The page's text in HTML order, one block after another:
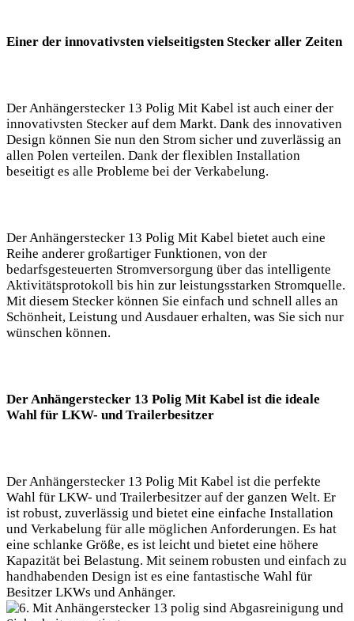
Einer der innovativsten vielseitigsten Stecker aller Zeiten
Der Anhängerstecker 13 Polig Mit Kabel ist auch einer der
innovativsten Stecker auf dem Markt. Dank des innovativen
Design können Sie nun den Strom sicher und zuverlässig an
allen Polen verteilen. Dank der flexiblen Installation
beseitigt es alle Probleme bei der Verkabelung.
Der Anhängerstecker 13 Polig Mit Kabel bietet auch eine
Reihe anderer großartiger Funktionen, von der
bedarfsgesteuerten Stromversorgung über das intelligente
Aktivitätsprotokoll bis hin zur leistungsstarken Stromquelle.
Mit diesem Stecker können Sie einfach und schnell alles an
Schönheit, Leistung und Ausdauer erhalten, was Sie sich nur
wünschen können.
Der Anhängerstecker 13 Polig Mit Kabel ist die ideale
Wahl für LKW- und Trailerbesitzer
Der Anhängerstecker 13 Polig Mit Kabel ist die perfekte
Wahl für LKW- und Trailerbesitzer auf der ganzen Welt. Er
ist robust, zuverlässig und bietet eine einfache Installation
und Verkabelung für alle möglichen Anforderungen. Es hat
eine schlanke Größe, es ist leicht und bietet eine höhere
Kapazität bei Belastung. Mit seinem robusten und einfach zu
handhabenden Design ist es eine fantastische Wahl für
Besitzer LKWs und Anhänger.